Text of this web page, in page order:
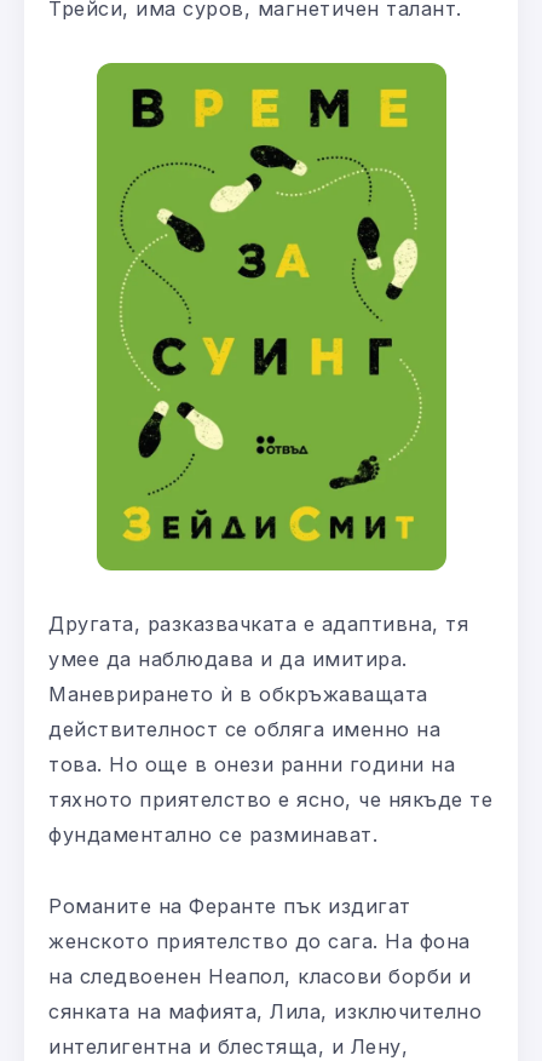
Трейси, има суров, магнетичен талант.
Другата, разказвачката е адаптивна, тя
умее да наблюдава и да имитира.
Маневрирането ѝ в обкръжаващата
действителност се обляга именно на
това. Но още в онези ранни години на
тяхното приятелство е ясно, че някъде те
фундаментално се разминават.
Романите на Феранте пък издигат
женското приятелство до сага. На фона
на следвоенен Неапол, класови борби и
сянката на мафията, Лила, изключително
интелигентна и блестяща, и Лену,